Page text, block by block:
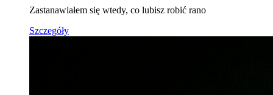
Zastanawiałem się wtedy, co lubisz robić rano
Szczegóły